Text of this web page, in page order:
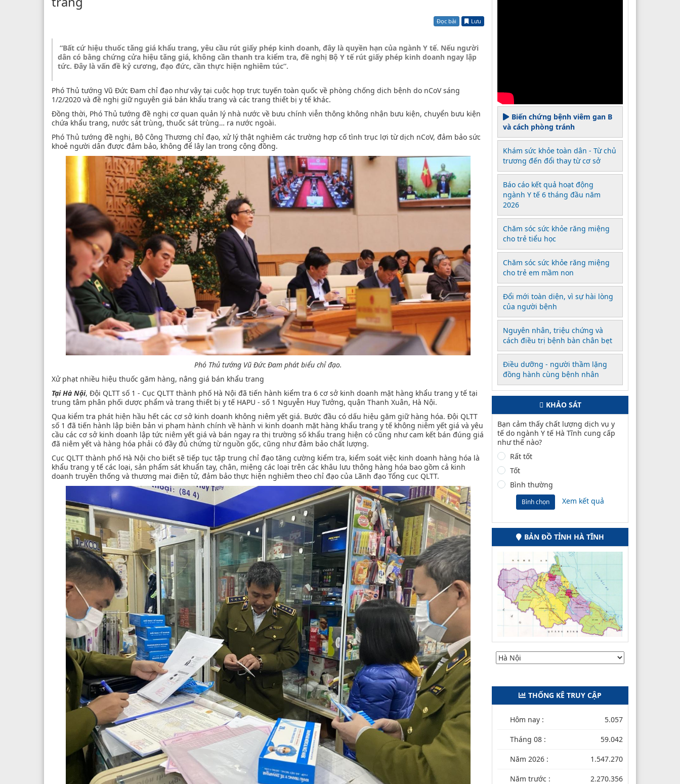
Đọc bài Lưu
“Bất cứ hiệu thuốc tăng giá khẩu trang, yêu cầu rút giấy phép kinh doanh, đây là quyền hạn của ngành Y tế. Nếu người
dân có bằng chứng cửa hiệu tăng giá, không cần thanh tra kiểm tra, đề nghị Bộ Y tế rút giấy phép kinh doanh ngay lập
tức. Đây là vấn đề kỷ cương, đạo đức, cần thực hiện nghiêm túc”.
Phó Thủ tướng Vũ Đức Đam chỉ đạo như vậy tại cuộc họp trực tuyến toàn quốc về phòng chống dịch bệnh do nCoV sáng
1/2/2020 và đề nghị giữ nguyên giá bán khẩu trang và các trang thiết bị y tế khác.
Đồng thời, Phó Thủ tướng đề nghị cơ quan quản lý nhà nước về bưu chính viễn thông không nhận bưu kiện, chuyển bưu kiện
chứa khẩu trang, nước sát trùng, thuốc sát trùng… ra nước ngoài.
Phó Thủ tướng đề nghị, Bộ Công Thương chỉ đạo, xử lý thật nghiêm các trường hợp cố tình trục lợi từ dịch nCoV, đảm bảo sức
khoẻ người dân được đảm bảo, không để lây lan trong cộng đồng.
Phó Thủ tướng Vũ Đức Đam phát biểu chỉ đạo.
Xử phạt nhiều hiệu thuốc găm hàng, nâng giá bán khẩu trang
Tại Hà Nội, Đội QLTT số 1 - Cục QLTT thành phố Hà Nội đã tiến hành kiểm tra 6 cơ sở kinh doanh mặt hàng khẩu trang y tế tại
trung tâm phân phối dược phẩm và trang thiết bị y tế HAPU - số 1 Nguyễn Huy Tưởng, quận Thanh Xuân, Hà Nội.
Qua kiểm tra phát hiện hầu hết các cơ sở kinh doanh không niêm yết giá. Bước đầu có dấu hiệu găm giữ hàng hóa. Đội QLTT
số 1 đã tiến hành lập biên bản vi phạm hành chính về hành vi kinh doanh mặt hàng khẩu trang y tế không niêm yết giá và yêu
cầu các cơ sở kinh doanh lập tức niêm yết giá và bán ngay ra thị trường số khẩu trang hiện có cũng như cam kết bán đúng giá
đã niêm yết và hàng hóa phải có đầy đủ chứng từ nguồn gốc, cũng như đảm bảo chất lượng.
Cục QLTT thành phố Hà Nội cho biết sẽ tiếp tục tập trung chỉ đạo tăng cường kiểm tra, kiểm soát việc kinh doanh hàng hóa là
khẩu trang y tế các loại, sản phẩm sát khuẩn tay, chân, miệng các loại trên các khâu lưu thông hàng hóa bao gồm cả kinh
doanh truyền thống và thương mại điện tử, đảm bảo thực hiện nghiêm theo chỉ đạo của Lãnh đạo Tổng cục QLTT.
Biến chứng bệnh viêm gan B
và cách phòng tránh
Khám sức khỏe toàn dân - Từ chủ
trương đến đổi thay từ cơ sở
Báo cáo kết quả hoạt động
ngành Y tế 6 tháng đầu năm
2026
Chăm sóc sức khỏe răng miệng
cho trẻ tiểu học
Chăm sóc sức khỏe răng miệng
cho trẻ em mầm non
Đổi mới toàn diện, vì sự hài lòng
của người bệnh
Nguyên nhân, triệu chứng và
cách điều trị bệnh bàn chân bẹt
Điều dưỡng - người thầm lặng
đồng hành cùng bệnh nhân
KHẢO SÁT
Bạn cảm thấy chất lượng dịch vụ y
tế do ngành Y tế Hà Tĩnh cung cấp
như thế nào?
Rất tốt
Tốt
Bình thường
Bình chọn Xem kết quả
BẢN ĐỒ TỈNH HÀ TĨNH
THỐNG KÊ TRUY CẬP
Hôm nay : 5.057
Tháng 08 : 59.042
Năm 2026 : 1.547.270
Năm trước : 2.270.356